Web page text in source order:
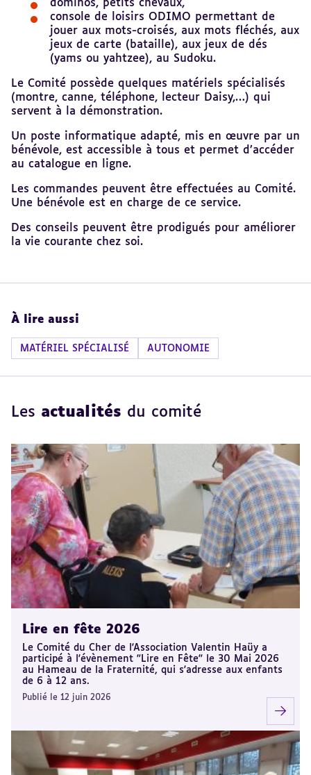
dominos, petits chevaux,
console de loisirs ODIMO permettant de
jouer aux mots-croisés, aux mots fléchés, aux
jeux de carte (bataille), aux jeux de dés
(yams ou yahtzee), au Sudoku.
Le Comité possède quelques matériels spécialisés
(montre, canne, téléphone, lecteur Daisy,…) qui
servent à la démonstration.
Un poste informatique adapté, mis en œuvre par un
bénévole, est accessible à tous et permet d’accéder
au catalogue en ligne.
Les commandes peuvent être effectuées au Comité.
Une bénévole est en charge de ce service.
Des conseils peuvent être prodigués pour améliorer
la vie courante chez soi.
À lire aussi
MATÉRIEL SPÉCIALISÉ AUTONOMIE
Les actualités du comité
Lire en fête 2026
Le Comité du Cher de l'Association Valentin Haüy a
participé à l'évènement "Lire en Fête" le 30 Mai 2026
au Hameau de la Fraternité, qui s'adresse aux enfants
de 6 à 12 ans.
Publié le 12 juin 2026